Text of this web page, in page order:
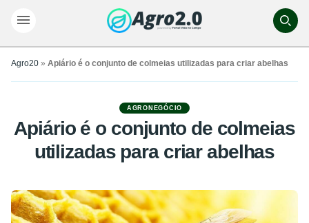
Agro20 » Apiário é o conjunto de colmeias utilizadas para criar abelhas
AGRONEGÓCIO
Apiário é o conjunto de colmeias
utilizadas para criar abelhas